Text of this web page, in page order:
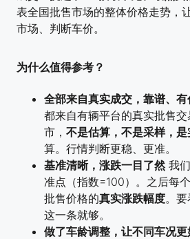
表全国批售市场的整体价格走势，
市场、判断车价。
为什么值得参考？
全部来自真实成交，靠谱、
都来自有辆平台的真实批售
市， 不是估算，不是采样，
算。行情判断更稳、更准。
基准清晰，涨跌一目了然我
准点（指数=100）。之后每
批售价格的真实涨跌幅度。
这一条就够。
做了车龄调整，让不同车况更